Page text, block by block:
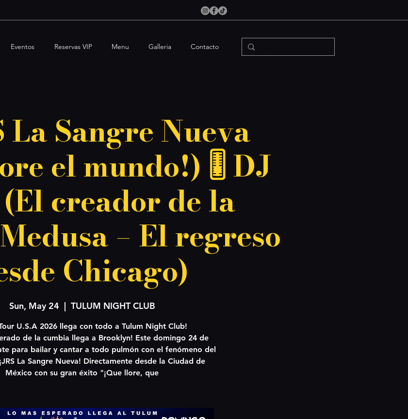
Eventos Reservas VIP Menu Galleria Contacto
La Sangre Nueva
el mundo!) 🎚️ DJ
creador de la
– El regreso
Chicago)
Sun, May 24
  |
TULUM NIGHT CLUB
U.S.A 2026 llega con todo a Tulum Night Club!
de la cumbia llega a Brooklyn! Este domingo 24 de
para bailar y cantar a todo pulmón con el fenómeno del
La Sangre Nueva! Directamente desde la Ciudad de
México con su gran éxito "¡Que llore, que